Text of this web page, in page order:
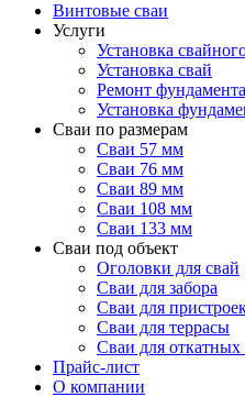
Винтовые сваи
Услуги
Установка
Установка свай
Ремонт
Установка
Сваи по размерам
Сваи 57 мм
Сваи 76 мм
Сваи 89 мм
Сваи 108 мм
Сваи 133 мм
Сваи под объект
Оголовки для свай
Сваи для забора
Сваи для
Сваи для террасы
Сваи для откатных
Прайс-лист
О компании